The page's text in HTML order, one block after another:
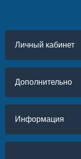
Личный кабинет
Дополнительно
Информация